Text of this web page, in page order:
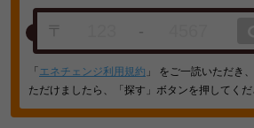
〒 -
「 エネチェンジ利用規約 」 をご一読いただき
ただけましたら、「探す」ボタンを押してくだ